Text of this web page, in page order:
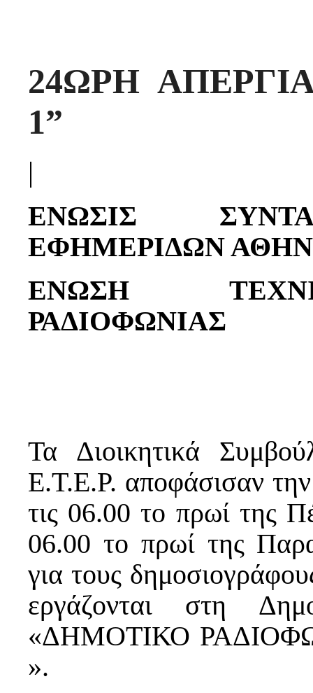
24ΩΡΗ
1”
|
ΕΝΩΣΙΣ
ΕΦΗΜΕΡΙΔΩΝ
ΕΝΩΣΗ
ΡΑΔΙΟΦΩΝΙΑΣ
Τα Διοικητικά
Ε.Τ.Ε.Ρ. αποφάσισαν
τις 06.00 το πρωί της
06.00 το πρωί της
για τους
εργάζονται στη
«ΔΗΜΟΤΙΚΟ
».